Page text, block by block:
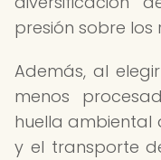
presión sobre los
Además, al
menos
huella
y el transporte